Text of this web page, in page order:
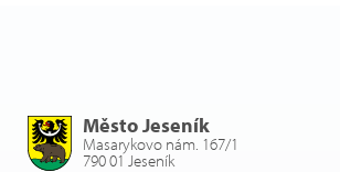
Město Jeseník
Masarykovo nám. 167/1
790 01 Jeseník